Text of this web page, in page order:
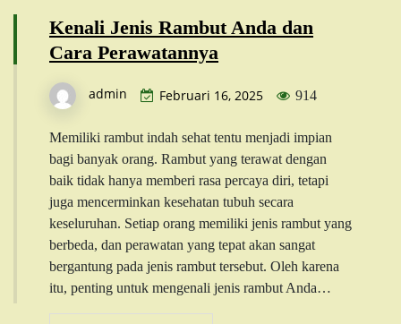
Kenali Jenis Rambut Anda dan
Cara Perawatannya
admin Februari 16, 2025 914
Memiliki rambut indah sehat tentu menjadi impian
bagi banyak orang. Rambut yang terawat dengan
baik tidak hanya memberi rasa percaya diri, tetapi
juga mencerminkan kesehatan tubuh secara
keseluruhan. Setiap orang memiliki jenis rambut yang
berbeda, dan perawatan yang tepat akan sangat
bergantung pada jenis rambut tersebut. Oleh karena
itu, penting untuk mengenali jenis rambut Anda…